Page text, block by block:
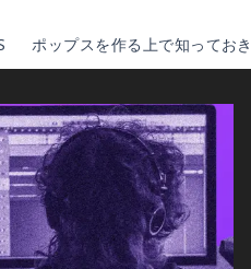
ポップスを作る上で知ってお